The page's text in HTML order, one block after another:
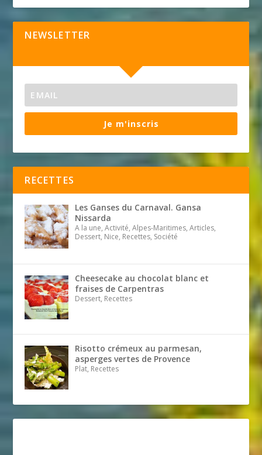
NEWSLETTER
Je m'inscris
RECETTES
Les Ganses du Carnaval. Gansa
Nissarda
A la une, Activité, Alpes-Maritimes, Articles,
Dessert, Nice, Recettes, Société
Cheesecake au chocolat blanc et
fraises de Carpentras
Dessert, Recettes
Risotto crémeux au parmesan,
asperges vertes de Provence
Plat, Recettes